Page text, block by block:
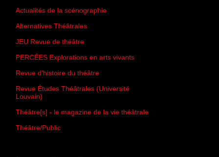
Actualités de la scénographie
Alternatives Théâtrales
JEU Revue de théâtre
PERCÉES Explorations en arts vivants
Revue d'histoire du théâtre
Revue Études Théâtrales (Université
Louvain)
Théâtre[s] - le magazine de la vie théâtrale
Théâtre/Public